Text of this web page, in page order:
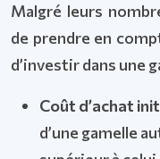
Malgré leurs
de prendre en
d’investir dans une
Coût d’achat
d’une gamelle